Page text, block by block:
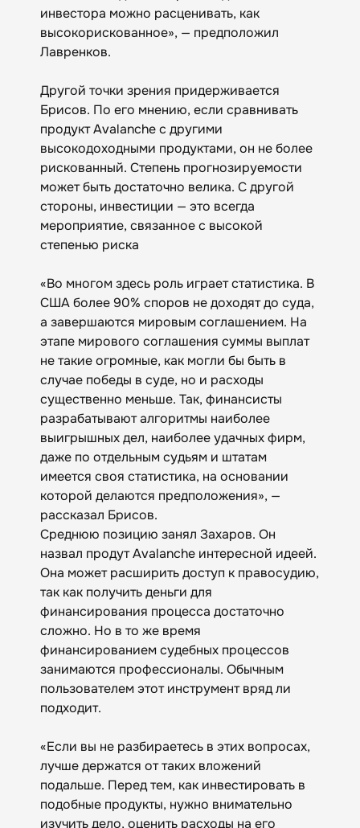
инвестора можно расценивать, как
высокорискованное», — предположил
Лавренков.
Другой точки зрения придерживается
Брисов. По его мнению, если сравнивать
продукт Avalanche с другими
высокодоходными продуктами, он не более
рискованный. Степень прогнозируемости
может быть достаточно велика. С другой
стороны, инвестиции — это всегда
мероприятие, связанное с высокой
степенью риска
«Во многом здесь роль играет статистика. В
США более 90% споров не доходят до суда,
а завершаются мировым соглашением. На
этапе мирового соглашения суммы выплат
не такие огромные, как могли бы быть в
случае победы в суде, но и расходы
существенно меньше. Так, финансисты
разрабатывают алгоритмы наиболее
выигрышных дел, наиболее удачных фирм,
даже по отдельным судьям и штатам
имеется своя статистика, на основании
которой делаются предположения», —
рассказал Брисов.
Среднюю позицию занял Захаров. Он
назвал продут Avalanche интересной идеей.
Она может расширить доступ к правосудию,
так как получить деньги для
финансирования процесса достаточно
сложно. Но в то же время
финансированием судебных процессов
занимаются профессионалы. Обычным
пользователем этот инструмент вряд ли
подходит.
«Если вы не разбираетесь в этих вопросах,
лучше держатся от таких вложений
подальше. Перед тем, как инвестировать в
подобные продукты, нужно внимательно
изучить дело, оценить расходы на его